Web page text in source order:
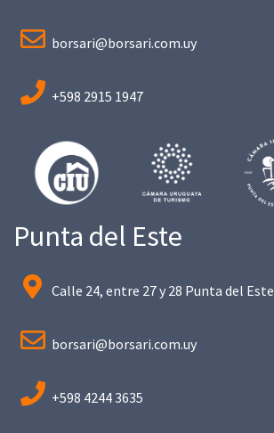
borsari@borsari.com.uy
+598 2915 1947
Punta del Este
Calle 24, entre 27 y 28 Punta del Este
borsari@borsari.com.uy
+598 4244 3635